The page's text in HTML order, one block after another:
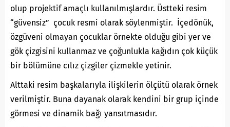
olup projektif amaçlı kullanılmışlardır. Üstteki resim
“güvensiz” çocuk resmi olarak söylenmiştir. İçedönük,
özgüveni olmayan çocuklar örnekte olduğu gibi yer ve
gök çizgisini kullanmaz ve çoğunlukla kağıdın çok küçük
bir bölümüne cılız çizgiler çizmekle yetinir.
Alttaki resim başkalarıyla ilişkilerin ölçütü olarak örnek
verilmiştir. Buna dayanak olarak kendini bir grup içinde
görmesi ve dinamik bağı yansıtmasıdır.